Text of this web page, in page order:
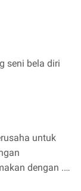
seni bela diri
untuk
dengan .…